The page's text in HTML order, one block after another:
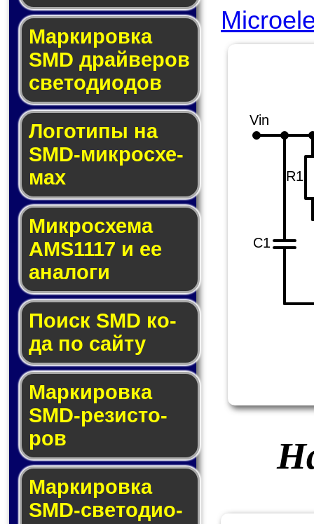
Маркировка
SMD драй­ве­ров
све­то­ди­о­дов
Логотипы на
SMD-мик­ро­схе­
мах
Микросхема
AMS1117 и ее
ана­ло­ги
Поиск SMD ко­
да по сай­ту
Маркировка
SMD-ре­зис­то­
ров
Маркировка
SMD-све­то­дио­
C1
Vin
R1